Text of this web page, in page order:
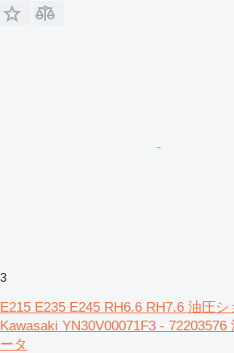
3
E215 E235 E245 RH6.6 RH7.6 油圧
Kawasaki YN30V00071F3 - 72203576
ータ